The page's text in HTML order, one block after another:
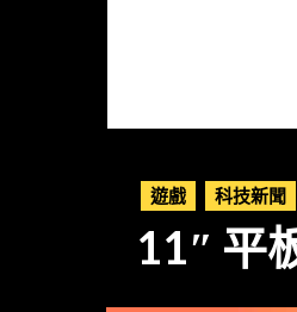
遊戲 科技新聞
11″ 平